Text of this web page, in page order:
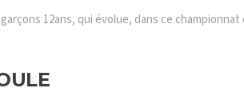
12ans, qui évolue, dans ce